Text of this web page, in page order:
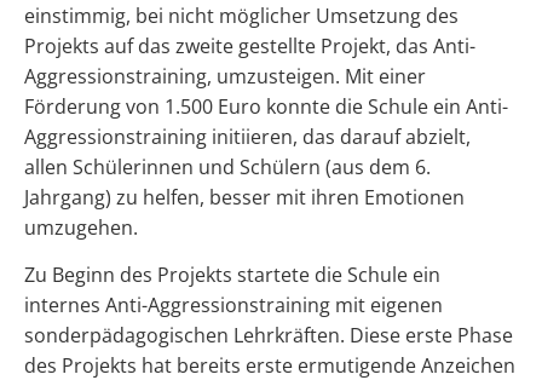
einstimmig, bei nicht möglicher Umsetzung des
Projekts auf das zweite gestellte Projekt, das Anti-
Aggressionstraining, umzusteigen. Mit einer
Förderung von 1.500 Euro konnte die Schule ein Anti-
Aggressionstraining initiieren, das darauf abzielt,
allen Schülerinnen und Schülern (aus dem 6.
Jahrgang) zu helfen, besser mit ihren Emotionen
umzugehen.
Zu Beginn des Projekts startete die Schule ein
internes Anti-Aggressionstraining mit eigenen
sonderpädagogischen Lehrkräften. Diese erste Phase
des Projekts hat bereits erste ermutigende Anzeichen